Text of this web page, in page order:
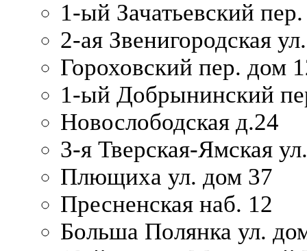
1-ый Зачатьевский
2-ая Звенигородская
Гороховский пер. дом
1-ый Добрынинский
Новослободская д.24
3-я Тверская-Ямская
Плющиха ул. дом 37
Пресненская наб. 12
Больша Полянка ул.